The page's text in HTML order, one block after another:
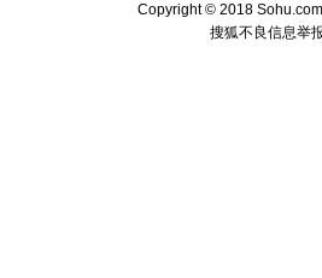
Copyright © 2018
搜狐不良信息举